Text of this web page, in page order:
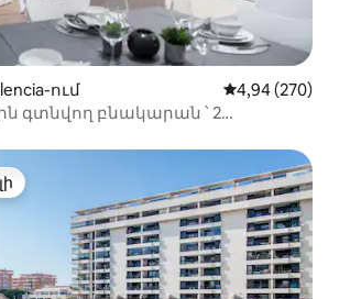
ում Միջին
4,94 (270)
գտնվող բնակարան ՝ 2